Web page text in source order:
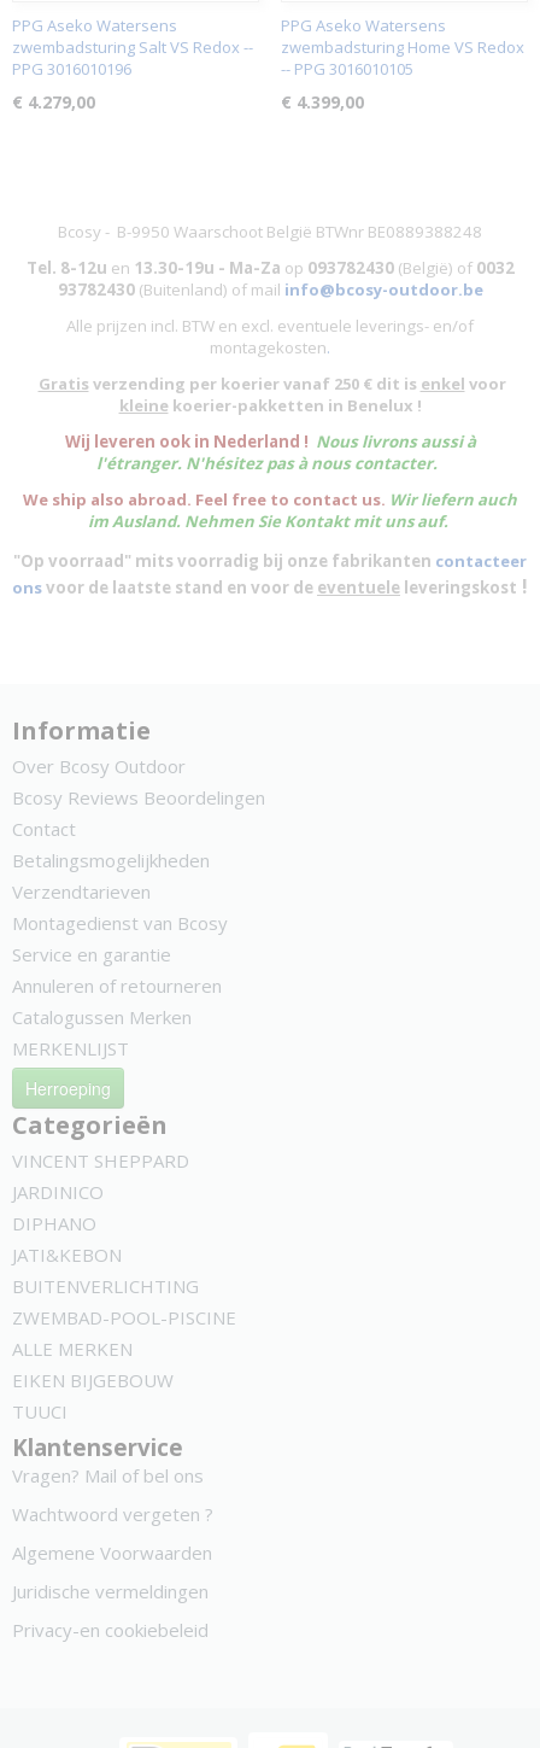
PPG Aseko Watersens
zwembadsturing Salt VS Redox --
PPG 3016010196
€ 4.279,00
PPG Aseko Watersens
zwembadsturing Home VS Redox
-- PPG 3016010105
€ 4.399,00
Bcosy - B-9950 Waarschoot België BTWnr BE0889388248
Tel. 8-12u en 13.30-19u - Ma-Za op 093782430(België) of 0032
93782430(Buitenland) of mail info@bcosy-outdoor.be
Alle prijzen incl. BTW en excl. eventuele leverings- en/of
montagekosten.
Gratis verzending per koerier vanaf 250 € dit is enkel voor
kleinekoerier-pakketten in Benelux !
Wij leveren ook in Nederland ! Nous livrons aussi à
l'étranger. N'hésitez pas à nous contacter.
We ship also abroad. Feel free to contact us. Wir liefern auch
im Ausland. Nehmen Sie Kontakt mit uns auf.
"Op voorraad" mits voorradig bij onze fabrikanten contacteer
onsvoor de laatste stand en voor de eventuele leveringskost !
Informatie
Over Bcosy Outdoor
Bcosy Reviews Beoordelingen
Contact
Betalingsmogelijkheden
Verzendtarieven
Montagedienst van Bcosy
Service en garantie
Annuleren of retourneren
Catalogussen Merken
MERKENLIJST
Herroeping
Categorieën
VINCENT SHEPPARD
JARDINICO
DIPHANO
JATI&KEBON
BUITENVERLICHTING
ZWEMBAD-POOL-PISCINE
ALLE MERKEN
EIKEN BIJGEBOUW
TUUCI
Klantenservice
Vragen? Mail of bel ons
Wachtwoord vergeten ?
Algemene Voorwaarden
Juridische vermeldingen
Privacy-en cookiebeleid